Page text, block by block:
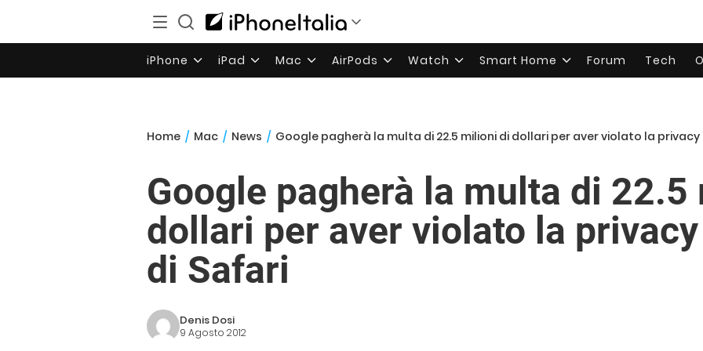
iPhone iPad Mac AirPods Watch Smart Home Forum Tech
Home / Mac / News / Google pagherà la multa di 22.5 milioni di dollari per aver violato la
Google pagherà la multa di
dollari per aver violato la
di Safari
Denis Dosi
9 Agosto 2012